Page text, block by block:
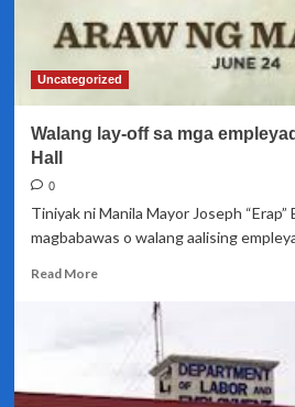
Uncategorized
Walang lay-off sa mga
Hall
0
Tiniyak ni Manila Mayor Joseph “Erap”
magbabawas o walang aalising
Read MoreRead
sa